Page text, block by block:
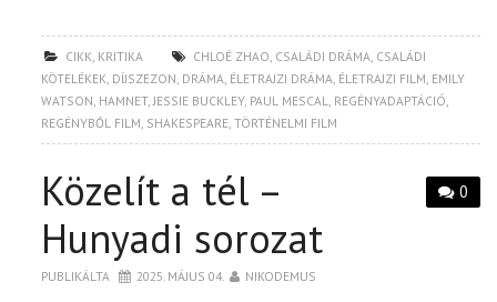
CIKK, KRITIKA CHLOÉ ZHAO, CSALÁDI DRÁMA, CSALÁDI
KÖTELÉKEK, DÍJSZEZON, DRÁMA, ÉLETRAJZI DRÁMA, ÉLETRAJZI FILM, EMILY
WATSON, HAMNET,JESSIE BUCKLEY, PAUL MESCAL, REGÉNYADAPTÁCIÓ,
REGÉNYBŐL FILM, SHAKESPEARE,TÖRTÉNELMI FILM
0
Közelít a tél –
Hunyadi sorozat
PUBLIKÁLTA 2025. MÁJUS 04. NIKODEMUS